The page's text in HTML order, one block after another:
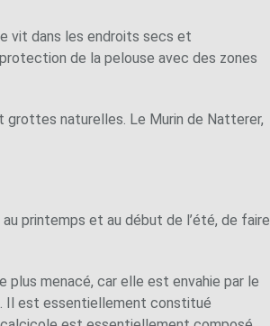
vit dans les endroits secs et
de la pelouse avec des zones
grottes naturelles. Le Murin de Natterer,
printemps et au début de l’été, de faire
menacé, car elle est envahie par le
Il est essentiellement constitué